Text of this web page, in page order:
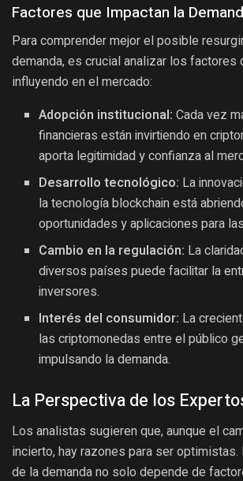
Factores que Impactan la
Para comprender mejor el posible
demanda, es crucial analizar los factores
influyendo en el mercado:
Adopción institucional: Cada vez
financieras están invirtiendo en
aporta legitimidad y confianza al
Desarrollo tecnológico: La
la tecnología blockchain está
oportunidades y aplicaciones para
Cambio en la regulación: La
diversos países puede facilitar la
inversores.
Interés del consumidor: La
las criptomonedas entre el público
impulsando la demanda.
La Perspectiva de los
Los analistas sugieren que, aunque el
incierto, hay razones para ser optimistas.
de la demanda no solo depende de